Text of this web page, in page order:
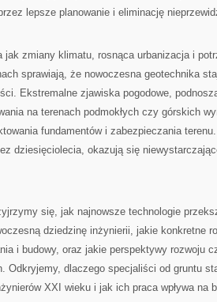
lepsze planowanie i eliminację
jak zmiany klimatu, rosnąca urbanizacja i
sprawiają, że nowoczesna geotechnika
Ekstremalne zjawiska pogodowe,
na terenach podmokłych czy górskich
fundamentów i zabezpieczania
dziesięciolecia, okazują się
się, jak najnowsze technologie
dziedzinę inżynierii, jakie konkretne
i budowy, oraz jakie perspektywy rozwoju
Odkryjemy, dlaczego specjaliści od gruntu
XXI wieku i jak ich praca wpływa na